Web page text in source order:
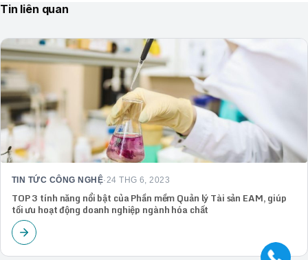
Tin liên quan
TIN TỨC CÔNG NGHỆ· 24 THG 6, 2023
TOP 3 tính năng nổi bật của Phần mềm Quản lý Tài sản EAM, giúp
tối ưu hoạt động doanh nghiệp ngành hóa chất